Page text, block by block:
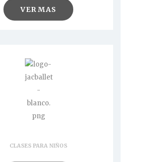
VER MAS
CLASES PARA NIÑOS